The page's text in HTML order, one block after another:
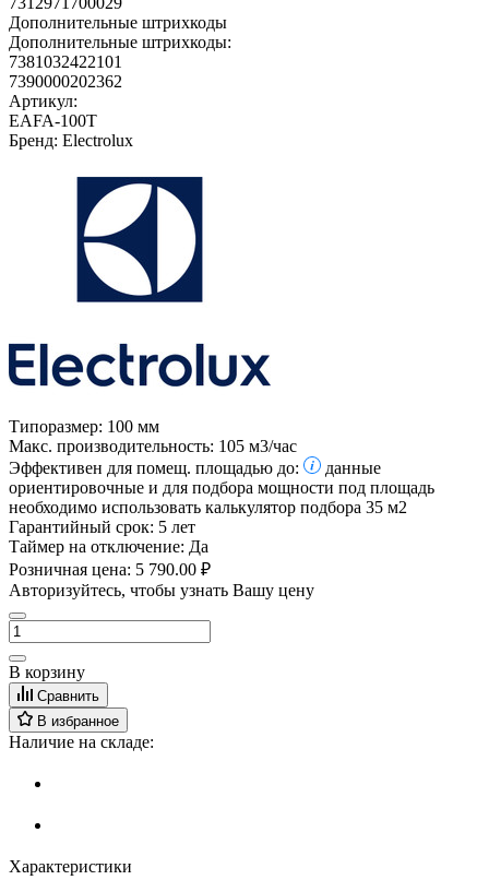
Дополнительные штрихкоды
Дополнительные штрихкоды:
7381032422101
7390000202362
Артикул:
EAFA-100T
Бренд: Electrolux
Типоразмер: 100 мм
Макс. производительность: 105 м3/час
Эффективен для помещ. площадью до:
данные
ориентировочные и для подбора мощности под площадь
необходимо использовать калькулятор подбора 35 м2
Гарантийный срок: 5 лет
Таймер на отключение: Да
Розничная цена: 5 790.00 ₽
Авторизуйтесь, чтобы узнать Вашу цену
В корзину
Сравнить
В избранное
Наличие на складе:
Характеристики